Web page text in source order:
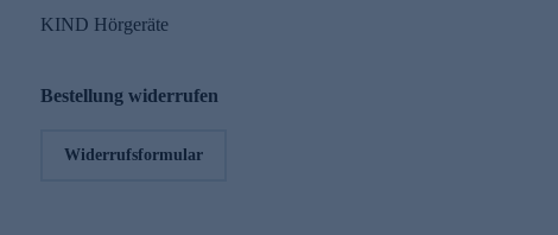
KIND Hörgeräte
Bestellung widerrufen
Widerrufsformular